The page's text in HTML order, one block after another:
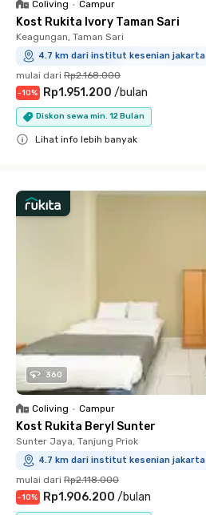
Coliving • Campur
Kost Rukita Ivory Taman Sari
Keagungan, Taman Sari
4.7 km dari institut kesenian jakarta
mulai dari Rp2.168.000
-10% Rp1.951.200 /bulan
Diskon sewa min. 12 Bulan
Lihat info lebih banyak
360
Coliving • Campur
Kost Rukita Beryl Sunter
Sunter Jaya, Tanjung Priok
4.7 km dari institut kesenian jakarta
mulai dari Rp2.118.000
-10% Rp1.906.200 /bulan